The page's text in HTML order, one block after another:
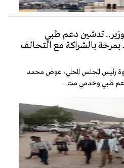
تدشين دعم طبي
بالشراكة مع التحالف
رئيس المجلس المحلي، عوض محمد
دعم طبي وخدمي مت...